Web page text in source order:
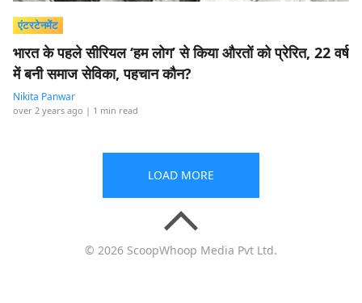
एंटरटेनमेंट
भारत के पहले सीरियल ‘हम लोग’ से किया औरतों को प्रेरित, 22 वर्ष
में बनी समाज सेविका, पहचान कौन?
Nikita Panwar
over 2 years ago | 1 min read
LOAD MORE
© 2026 ScoopWhoop Media Pvt Ltd.